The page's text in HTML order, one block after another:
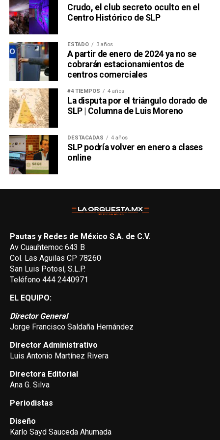
hubiera querido saber considerando cuánto odiaba al
futbol, es que
ese peine hoy tiene la forma de un
boleto a la Final del domingo
También lee:
El Futbol Une al Mundo: Crónica de un Japón
vs Túnez
Crudo, el club secreto oculto en el
Centro Histórico de SLP
ESTADO 3 años
A partir de enero de 2024 ya no se
cobrarán estacionamientos de
centros comerciales
#4 TIEMPOS 4 años
La disputa por el triángulo dorado de
SLP | Columna de Luis Moreno
DESTACADAS 4 años
SLP podría volver en enero a clases
online
Pautas y Redes de México S.A. de C.V.
Av Cuauhtemoc 643 B
Col. Las Aguilas CP 78260
San Luis Potosí, S.L.P.
Teléfono 444 2440971
EL EQUIPO:
Director General
Jorge Francisco Saldaña Hernández
Director Administrativo
Luis Antonio Martínez Rivera
Directora Editorial
Ana G. Silva
Periodistas
Diseño
Karlo Sayd Sauceda Ahumada